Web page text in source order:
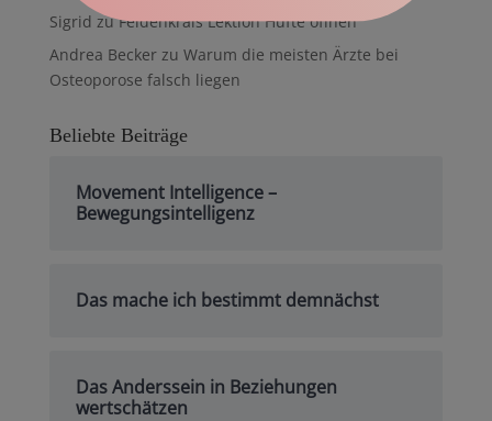
Sigrid zuFeldenkrais Lektion Hüfte öffnen
Andrea Beckerzu Warum die meisten Ärzte bei
Osteoporose falsch liegen
Beliebte Beiträge
Movement Intelligence –
Bewegungsintelligenz
Das mache ich bestimmt demnächst
Das Anderssein in Beziehungen
wertschätzen